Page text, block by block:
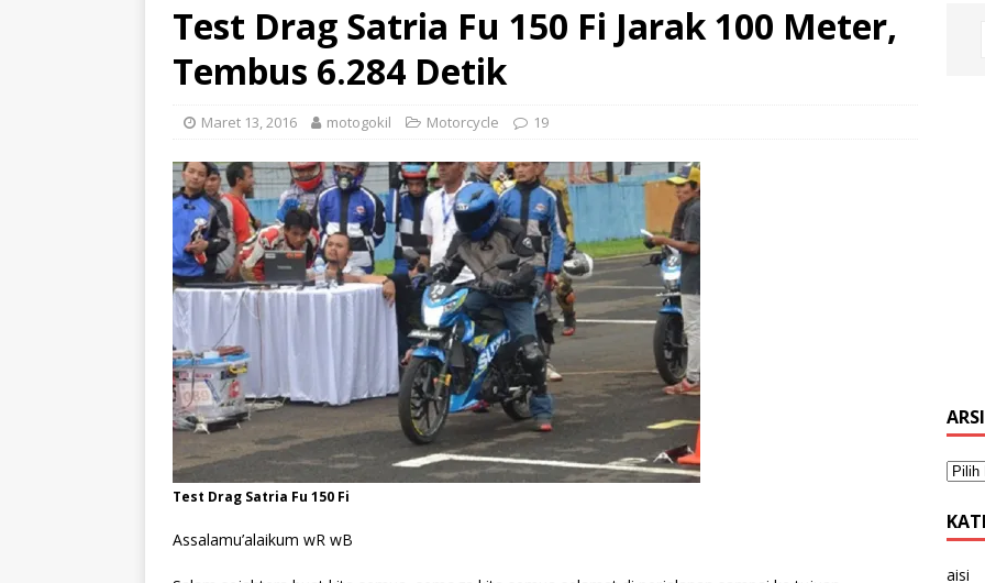
Test Drag Satria Fu 150 Fi Jarak 100 Meter,
Tembus 6.284 Detik
Maret 13, 2016 motogokil Motorcycle 19
Test Drag Satria Fu 150 Fi
Assalamu’alaikum wR wB
aisi